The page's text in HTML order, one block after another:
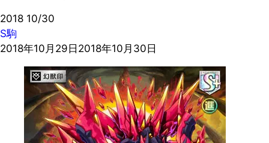
2018 10/30
S駒
2018年10月29日 2018年10月30日